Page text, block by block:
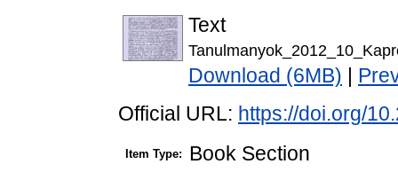
Text
Download (6MB)
Official URL: https://doi.org/
Item Type: Book Section